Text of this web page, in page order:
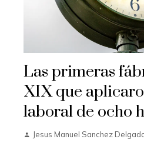
Las primeras
XIX que
laboral de ocho
Jesus Manuel Sanchez